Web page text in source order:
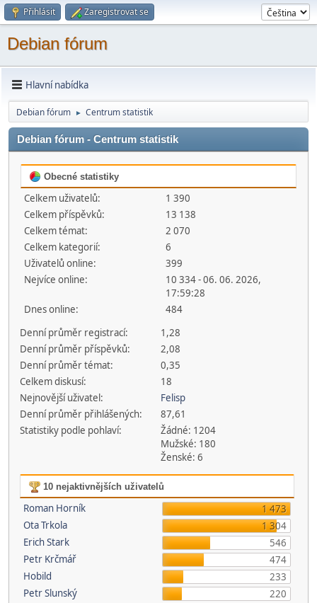
Přihlásit Zaregistrovat se
Debian fórum
Hlavní nabídka
Debian fórum ► Centrum statistik
Debian fórum - Centrum statistik
Obecné statistiky
Celkem uživatelů:
1 390
Celkem příspěvků:
13 138
Celkem témat:
2 070
Celkem kategorií:
6
Uživatelů online:
399
Nejvíce online:
10 334 - 06. 06. 2026,
17:59:28
Dnes online:
484
Denní průměr registrací:
1,28
Denní průměr příspěvků:
2,08
Denní průměr témat:
0,35
Celkem diskusí:
18
Nejnovější uživatel:
Felisp
Denní průměr přihlášených:
87,61
Statistiky podle pohlaví:
Žádné: 1204
Mužské: 180
Ženské: 6
10 nejaktivnějších uživatelů
Roman Horník
1 473
Ota Trkola
1 304
Erich Stark
546
Petr Krčmář
474
Hobild
233
Petr Slunský
220